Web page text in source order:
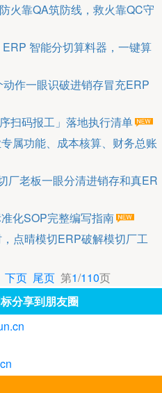
火靠QA筑防线，救火靠QC守
智能分切算料器，一键算
作一眼识破进销存冒充ERP
扫码报工」落地执行清单
属功能、成本核算、财务总账
厂老板一眼分清进销存和真ER
化SOP完整编写指南
点晴模切ERP破解模切厂工
下页 尾页第1/110页
分享到朋友圈